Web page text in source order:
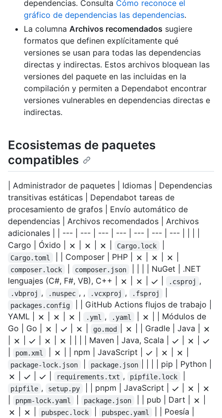
dependencias. Consulta Cómo reconoce el
gráfico de dependencias las dependencias.
La columna Archivos recomendados sugiere
formatos que definen explícitamente qué
versiones se usan para todas las dependencias
directas y indirectas. Estos archivos bloquean las
versiones del paquete en las incluidas en la
compilación y permiten a Dependabot encontrar
versiones vulnerables en dependencias directas e
indirectas.
Ecosistemas de paquetes
compatibles
| Administrador de paquetes | Idiomas | Dependencias
transitivas estáticas | Dependabot tareas de
procesamiento de grafos | Envío automático de
dependencias | Archivos recomendados | Archivos
adicionales | | --- | --- | --- | --- | --- | --- | --- | | | |
Cargo | Óxido |
Cargo.lock
Cargo.toml | | Composer | PHP |
composer.lock composer.json
| | | | NuGet | .NET
lenguajes (C#, F#, VB), C++ |
.csproj ,
.vbproj , .nuspec , , .vcxproj , .fsproj
packages.config
| | GitHub Actions flujos de trabajo |
YAML |
.yml , .yaml
| | Módulos de
Go | Go |
go.mod
| | Gradle | Java |
| | | | Maven | Java, Scala |
pom.xml | | npm | JavaScript |
package-lock.json package.json
| | | | pip | Python |
requirements.txt , pipfile.lock
pipfile , setup.py | | pnpm | JavaScript |
pnpm-lock.yaml package.json | | pub | Dart |
pubspec.lock pubspec.yaml
| | Poesía |